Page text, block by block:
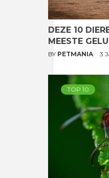
DEZE 10
MEESTE
BY PETMANIA 3
TOP 10